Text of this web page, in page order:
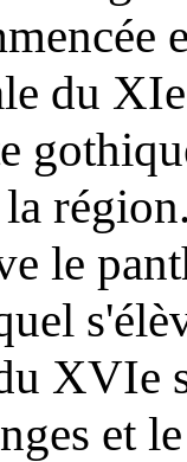
du
le
XVIe
et